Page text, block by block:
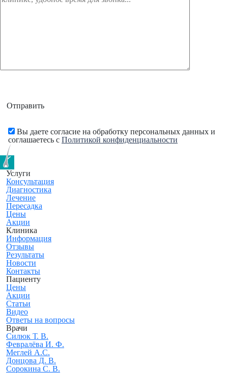
Отправить
Вы даете согласие на обработку персональных данных и
соглашаетесь с Политикой конфиденциальности
Услуги
Консультация
Диагностика
Лечение
Пересадка
Цены
Акции
Клиника
Информация
Отзывы
Результаты
Новости
Контакты
Пациенту
Цены
Акции
Статьи
Видео
Ответы на вопросы
Врачи
Силюк Т. В.
Февралёва И. Ф.
Меглей А.С.
Донцова Д. В.
Сорокина С. В.